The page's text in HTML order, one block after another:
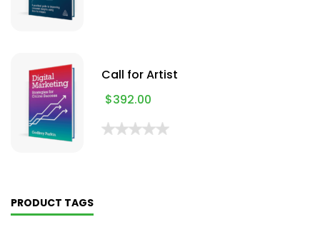
Call for Artist
$392.00
PRODUCT TAGS